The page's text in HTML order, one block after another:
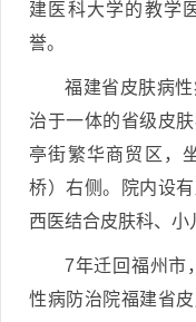
建医科大学的教学
誉。
福建省皮肤病
治于一体的省级皮
亭街繁华商贸区，
桥）右侧。院内设
西医结合皮肤科、小
7年迁回福州市
性病防治院福建省